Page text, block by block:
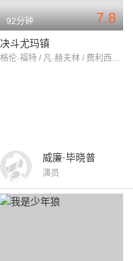
7.8
92分钟
决斗尤玛镇
格伦·福特 / 凡·赫夫林 / 费利西亚·法尔
威廉·毕晓普
演员